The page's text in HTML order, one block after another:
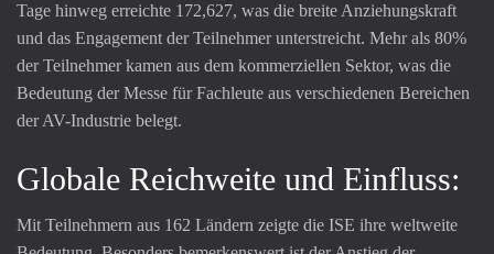
Tage hinweg erreichte 172,627, was die breite Anziehungskraft
und das Engagement der Teilnehmer unterstreicht. Mehr als 80%
der Teilnehmer kamen aus dem kommerziellen Sektor, was die
Bedeutung der Messe für Fachleute aus verschiedenen Bereichen
der AV-Industrie belegt.
Globale Reichweite und Einfluss:
Mit Teilnehmern aus 162 Ländern zeigte die ISE ihre weltweite